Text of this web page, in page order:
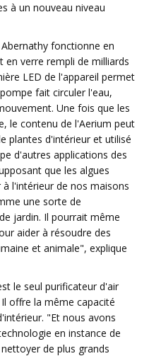
à un nouveau niveau
fonctionne en
en verre rempli de milliards
LED de l'appareil permet
fait circuler l'eau,
Une fois que les
le contenu de l'Aerium peut
plantes d'intérieur et utilisé
d'autres applications des
que les algues
l'intérieur de nos maisons
une sorte de
jardin. Il pourrait même
aider à résoudre des
et animale", explique
le seul purificateur d'air
offre la même capacité
"Et nous avons
en instance de
de plus grands